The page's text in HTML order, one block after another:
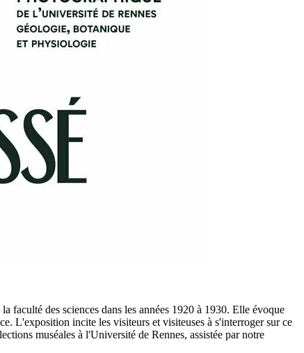
faculté des sciences dans les années 1920 à 1930. Elle évoque
L'exposition incite les visiteurs et visiteuses à s'interroger sur ce
muséales à l'Université de Rennes, assistée par notre